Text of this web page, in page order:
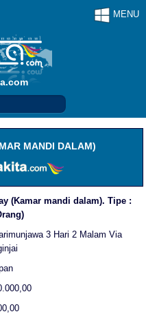
MENU
MANDI DALAM)
(Kamar mandi dalam). Tipe :
3 Hari 2 Malam Via